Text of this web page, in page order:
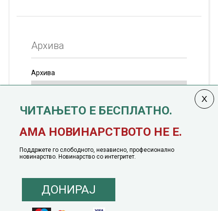
Архива
Архива
јануари, 1991 година
ЧИТАЊЕТО Е БЕСПЛАТНО.
АМА НОВИНАРСТВОТО НЕ Е.
Поддржете го слободното, независно, професионално
новинарство. Новинарство со интегритет.
ДОНИРАЈ